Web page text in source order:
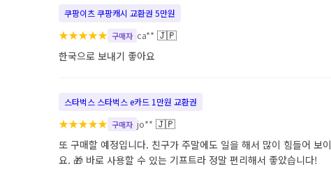
쿠팡이츠 쿠팡캐시 교환권 5만원
★★★★★ 구매자 ca** 🇯🇵
한국으로 보내기 좋아요
스타벅스 스타벅스 e카드 1만원 교환권
★★★★★ 구매자 jo** 🇯🇵
또 구매할 예정입니다. 친구가 주말에도 일을 해서 많이 힘들어 보
요. 🎁 바로 사용할 수 있는 기프트라 정말 편리해서 좋았습니다!